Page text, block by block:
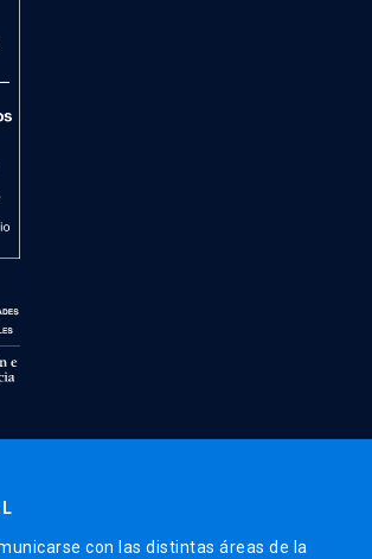
con las distintas áreas de la